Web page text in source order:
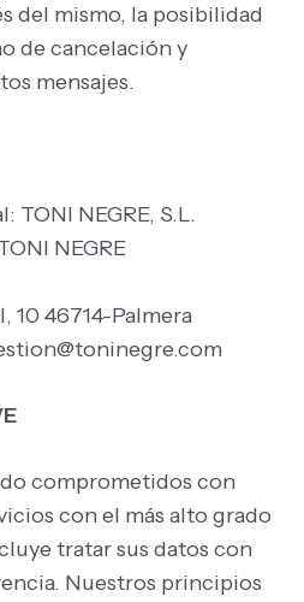
del mismo, la posibilidad
de cancelación y
mensajes.
TONI NEGRE, S.L.
NEGRE
10 46714-Palmera
comprometidos con
con el más alto grado
tratar sus datos con
Nuestros principios